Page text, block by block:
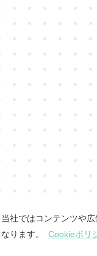
当社ではコンテンツや
なります。
Cookieポリ